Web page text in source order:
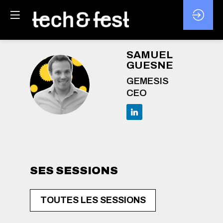
SG
SAMUEL
GUESNE
GEMESIS
CEO
SES SESSIONS
TOUTES LES SESSIONS